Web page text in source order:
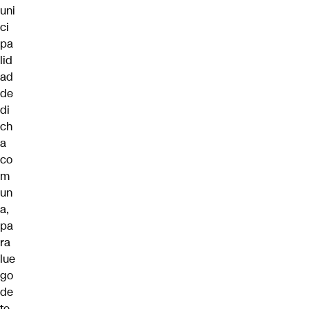
uni
ci
pa
lid
ad
de
di
ch
a
co
m
un
a,
pa
ra
lue
go
de